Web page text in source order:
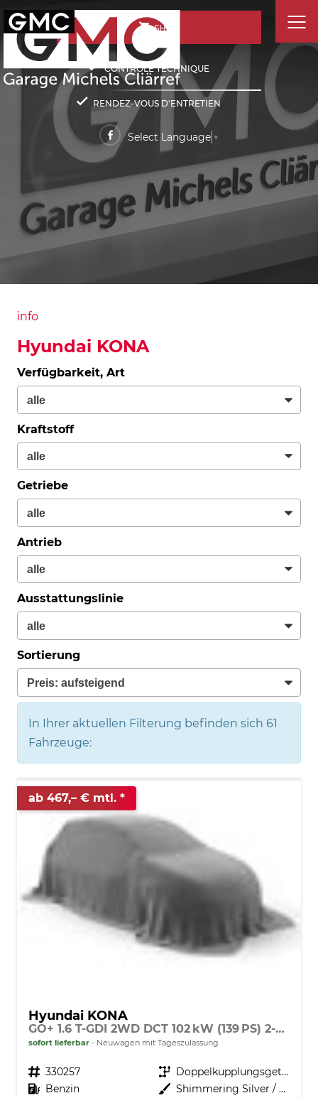
SHOP
CONTRÔLE TECHNIQUE
RENDEZ-VOUS D'ENTRETIEN
Select Language ▼
info
Hyundai KONA
Verfügbarkeit, Art
Kraftstoff
Getriebe
Antrieb
Ausstattungslinie
Sortierung
In Ihrer aktuellen Filterung befinden sich 61
Fahrzeuge:
ab 467,– € mtl.
Hyundai KONA
GO+ 1.6 T-GDI 2WD DCT 102 kW (139 PS) 2-Zonen-Klimaautomatik, Sitzheizung, Lenkradheizung, DAB, Android Auto, Apple CarPlay, Navigationssystem, Induktionsladestation, LED-Scheinwerfer, 18 Zoll Leichtmetallfelgen, uvm
sofort lieferbar Neuwagen mit Tageszulassung
Fahrzeugnr. 330257 Getriebe
Doppelkupplungsgetriebe (DSG)
Kraftstoff Benzin Außenfarbe
Shimmering Silver / Schwarz